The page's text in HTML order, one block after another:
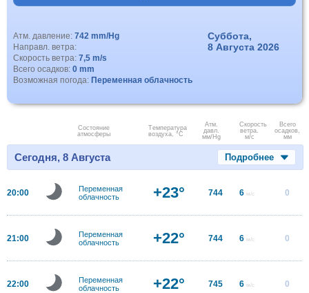
Атм. давление: 742 mm/Hg
Направл. ветра:
Скорость ветра: 7,5 m/s
Всего осадков: 0 mm
Возможная погода: Переменная облачность
Суббота,
8 Августа 2026
Состояние
атмосферы
Температура
воздуха, °C
Атм.
давл.
мм/Hg
Скорость
ветра.
м/с
Всего
осадков,
мм
Сегодня, 8 Августа Подробнее
20:00
Переменная
облачность
+23° 744 6 м/с 0
21:00
Переменная
облачность
+22° 744 6 м/с 0
22:00
Переменная
облачность
+22° 745 6 м/с 0